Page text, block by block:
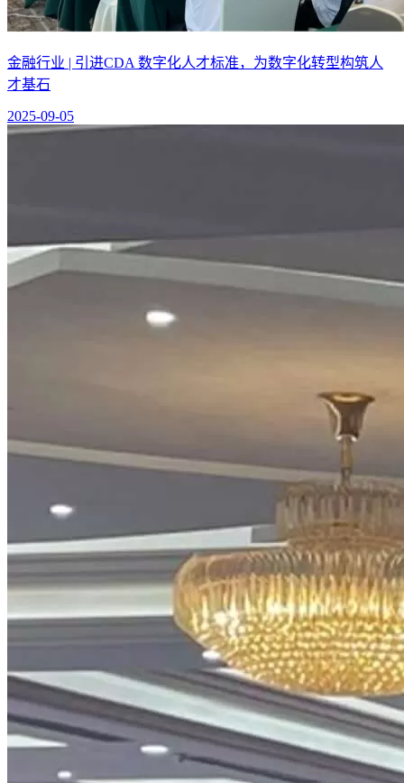
金融行业 | 引进CDA 数字化人才标准，为数字化转型构筑人
才基石
2025-09-05